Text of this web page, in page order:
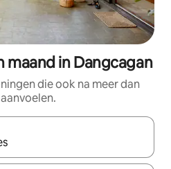
maand in Dangcagan
die ook na meer dan
zijn, maak je een keuze